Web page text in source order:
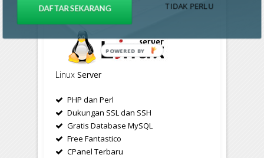
Linux Server
PHP dan Perl
Dukungan SSL dan SSH
Gratis Database MySQL
Free Fantastico
CPanel Terbaru
DAFTAR SEKARANG TIDAK PERLU
POWERED BY